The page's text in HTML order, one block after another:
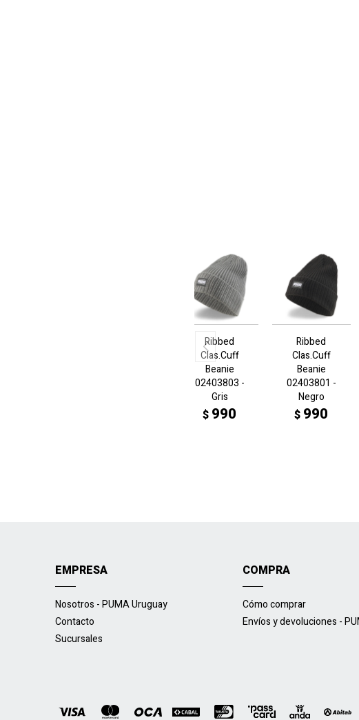
Ribbed
Clas.Cuff
Beanie
02403803 -
Gris
$ 990
Ribbed
Clas.Cuff
Beanie
02403801 -
Negro
$ 990
EMPRESA
Nosotros - PUMA Uruguay
Contacto
Sucursales
COMPRA
Cómo comprar
Envíos y devoluciones -